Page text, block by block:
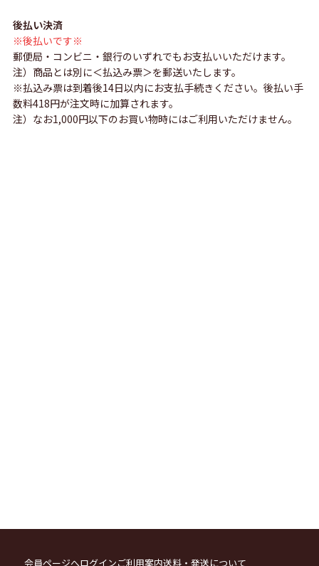
後払い決済
※後払いです※
郵便局・コンビニ・銀行のいずれでもお支払いいただけます。
注）商品とは別に＜払込み票＞を郵送いたします。
※払込み票は到着後14日以内にお支払手続きください。後払い手
数料418円が注文時に加算されます。
注）なお1,000円以下のお買い物時にはご利用いただけません。
会員ページへログインご利用案内送料・発送について